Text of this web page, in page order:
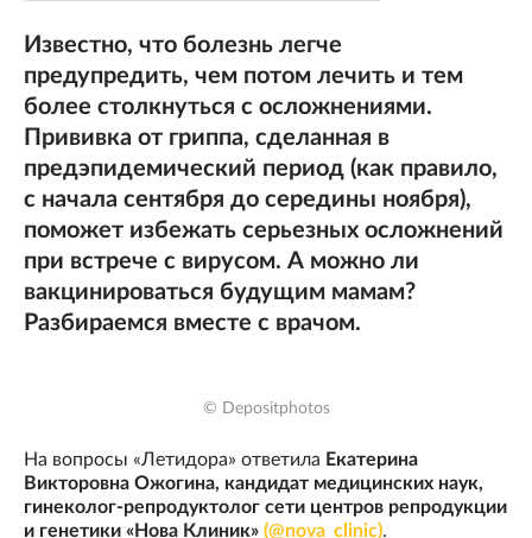
Известно, что болезнь легче
предупредить, чем потом лечить и тем
более столкнуться с осложнениями.
Прививка от гриппа, сделанная в
предэпидемический период (как правило,
с начала сентября до середины ноября),
поможет избежать серьезных осложнений
при встрече с вирусом. А можно ли
вакцинироваться будущим мамам?
Разбираемся вместе с врачом.
© Depositphotos
На вопросы «Летидора» ответила Екатерина
Викторовна Ожогина, кандидат медицинских наук,
гинеколог-репродуктолог сети центров репродукции
и генетики «Нова Клиник» (@nova_clinic).